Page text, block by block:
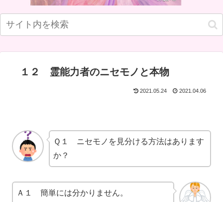
１２ 霊能力者のニセモノと本物
2021.05.24 2021.04.06
Ｑ１ ニセモノを見分ける方法はあります
か？
Ａ１ 簡単には分かりません。